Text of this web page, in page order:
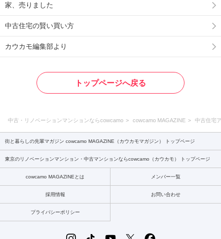
家、売りました
中古住宅の賢い買い方
カウカモ編集部より
トップページへ戻る
中古・リノベーションマンションならcowcamo cowcamo MAGAZINE 中古住宅
街と暮らしの先輩マガジン cowcamo MAGAZINE（カウカモマガジン） トップページ
東京のリノベーションマンション・中古マンションならcowcamo（カウカモ） トップページ
cowcamo MAGAZINEとは メンバー一覧
採用情報 お問い合わせ
プライバシーポリシー